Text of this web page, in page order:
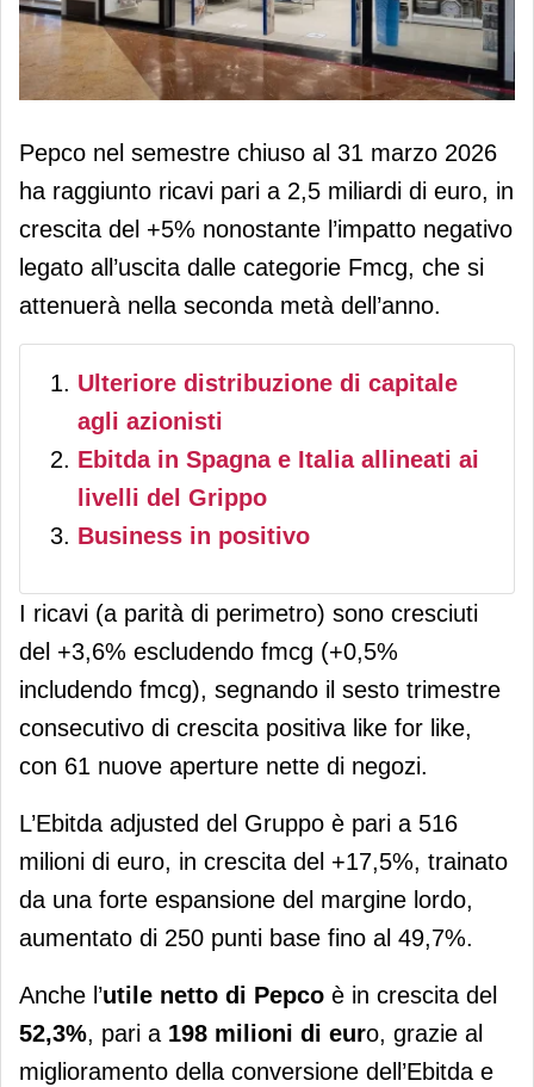
Pepco chiude il semestre al 31 marzo
2026 con ricavi pari a 2,5 miliardi di
euro
Pepco nel semestre chiuso al 31 marzo 2026
ha raggiunto ricavi pari a 2,5 miliardi di euro, in
crescita del +5% nonostante l’impatto negativo
legato all’uscita dalle categorie Fmcg, che si
attenuerà nella seconda metà dell’anno.
Ulteriore distribuzione di capitale
agli azionisti
Ebitda in Spagna e Italia allineati ai
livelli del Grippo
Business in positivo
I ricavi (a parità di perimetro) sono cresciuti
del +3,6% escludendo fmcg (+0,5%
includendo fmcg), segnando il sesto trimestre
consecutivo di crescita positiva like for like,
con 61 nuove aperture nette di negozi.
L’Ebitda adjusted del Gruppo è pari a 516
milioni di euro, in crescita del +17,5%, trainato
da una forte espansione del margine lordo,
aumentato di 250 punti base fino al 49,7%.
Anche l’utile netto di Pepco è in crescita del
52,3%, pari a 198 milioni di euro, grazie al
miglioramento della conversione dell’Ebitda e